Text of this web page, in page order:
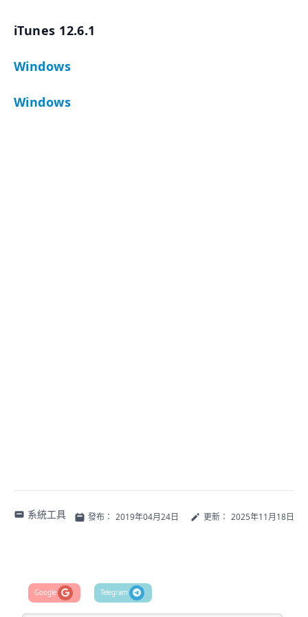
iTunes 12.6.1
Windows
Windows
系統工具 發布： 2019年04月24日 更新： 2025年11月18日